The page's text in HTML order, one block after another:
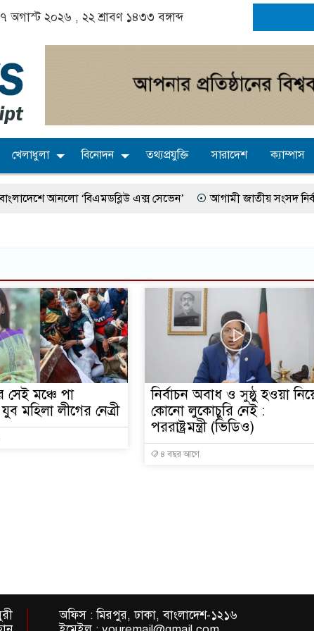
অগাস্ট ২০২৬ ,২২ শ্রাবণ ১৪৩৩ বঙ্গাব্দ
খেলাধুলা বিনোদন তথ্যপ্রযুক্তি সারাদেশ ক্যাম্পাস
আনলো ‘বিএমডব্লিউ এক্স সেভেন’ আগামী জাতীয় সংসদ
সেই মঞ্চে পা
মহিলা লীগের নেত্রী
নির্বাচন অবাধ ও সুষ্ঠু হওয়া
কোনো লুকোচুরি নেই :
পররাষ্ট্রমন্ত্রী (ভিডিও)
৪ বছর আগে
অফিস : মিরপুর, ঢাকা, বাংলাদেশ-১২১৬